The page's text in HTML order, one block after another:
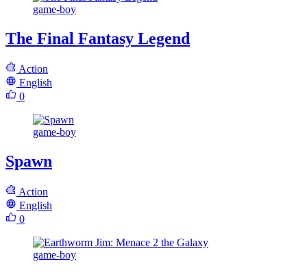
game-boy
The Final Fantasy Legend
Action
English
0
game-boy
Spawn
Action
English
0
game-boy